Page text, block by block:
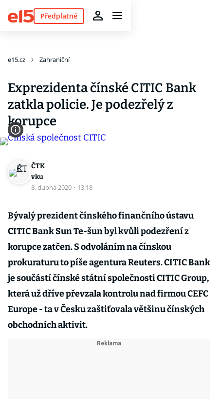
Předplatné
e15.cz Zahraniční
Exprezidenta čínské CITIC Bank
zatkla policie. Je podezřelý z
korupce
ČTK
vku
8. dubna 2020 · 13:18
Bývalý prezident čínského finančního ústavu
CITIC Bank Sun Te-šun byl kvůli podezření z
korupce zatčen. S odvoláním na čínskou
prokuraturu to píše agentura Reuters. CITIC Bank
je součástí čínské státní společnosti CITIC Group,
která už dříve převzala kontrolu nad firmou CEFC
Europe - ta v Česku zaštiťovala většinu čínských
obchodních aktivit.